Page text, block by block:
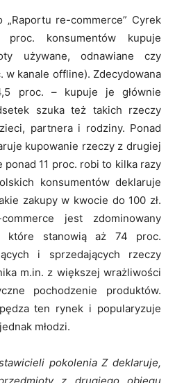
„Raportu re-commerce” Cyrek
konsumentów kupuje
używane, odnawiane czy
kanale offline). Zdecydowana
proc. – kupuje je głównie
szuka też takich rzeczy
partnera i rodziny. Ponad
kupowanie rzeczy z drugiej
11 proc. robi to kilka razy
konsumentów deklaruje
zakupy w kwocie do 100 zł.
jest zdominowany
które stanowią aż 74 proc.
i sprzedających rzeczy
m.in. z większej wrażliwości
pochodzenie produktów.
ten rynek i popularyzuje
młodzi.
pokolenia Z deklaruje,